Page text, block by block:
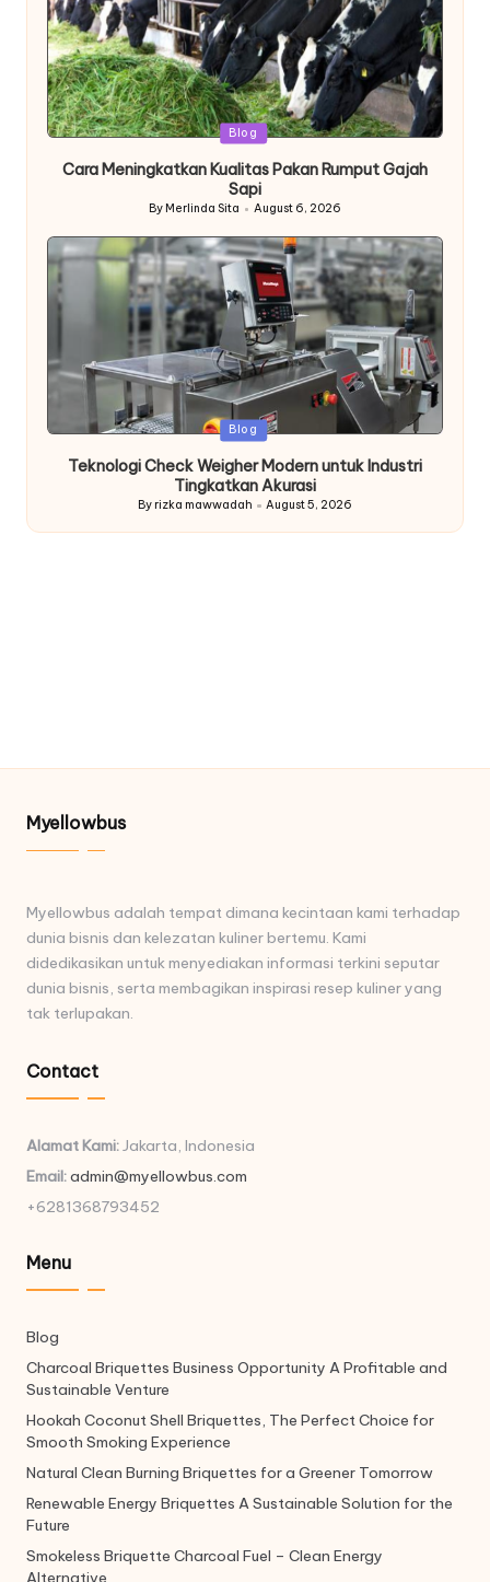
Posted
Blog
Cara Meningkatkan Kualitas Pakan Rumput Gajah
Sapi
Posted
By Merlinda Sita August 6, 2026
Posted
Blog
Teknologi Check Weigher Modern untuk Industri
Tingkatkan Akurasi
Posted
By rizka mawwadah August 5, 2026
Myellowbus
Myellowbus adalah tempat dimana kecintaan kami terhadap
dunia bisnis dan kelezatan kuliner bertemu. Kami
didedikasikan untuk menyediakan informasi terkini seputar
dunia bisnis, serta membagikan inspirasi resep kuliner yang
tak terlupakan.
Contact
Alamat Kami:Jakarta, Indonesia
Email:admin@myellowbus.com
+6281368793452
Menu
Blog
Charcoal Briquettes Business Opportunity A Profitable and
Sustainable Venture
Hookah Coconut Shell Briquettes, The Perfect Choice for
Smooth Smoking Experience
Natural Clean Burning Briquettes for a Greener Tomorrow
Renewable Energy Briquettes A Sustainable Solution for the
Future
Smokeless Briquette Charcoal Fuel – Clean Energy
Alternative